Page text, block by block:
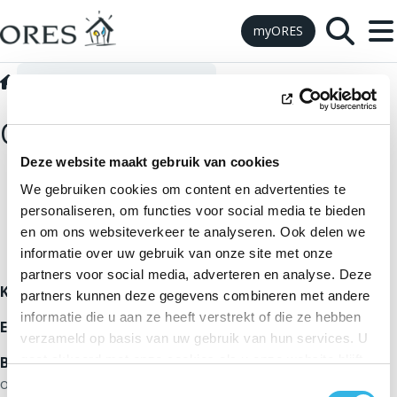
Deze website maakt gebruik van cookies
We gebruiken cookies om content en advertenties te
personaliseren, om functies voor social media te bieden
en om ons websiteverkeer te analyseren. Ook delen we
informatie over uw gebruik van onze site met onze
partners voor social media, adverteren en analyse. Deze
partners kunnen deze gegevens combineren met andere
informatie die u aan ze heeft verstrekt of die ze hebben
verzameld op basis van uw gebruik van hun services. U
Toestemmingsselectie
Skip to Content
myORES
ORES Assets contacteren
KBO-nr.:0543.696.579
E-mailadres:infosecretariatores@ores.be
Beleggersrelaties:beleggers kunnen elke vraag of
opmerking in verband met financiële informatie sturen